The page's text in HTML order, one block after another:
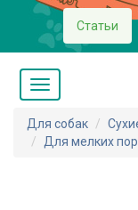
Статьи
Для собак
Для мелких